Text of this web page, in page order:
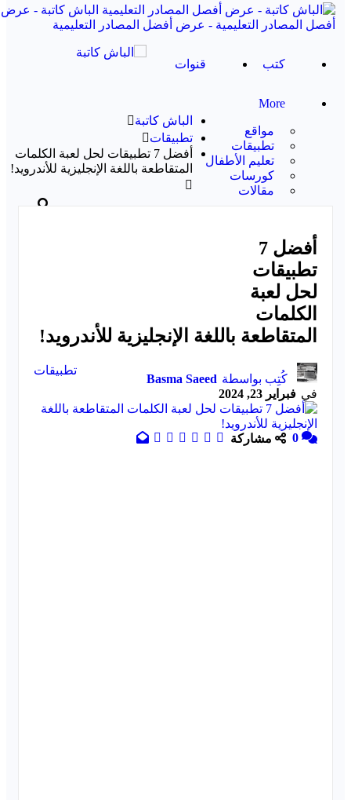
الباش كاتبة - عرض
أفصل المصادر التعليمية - عرض أفضل المصادر التعليمية
كتب قنوات
More
مواقع
تطبيقات
تعليم الأطفال
كورسات
مقالات
أقسام
وسوم
الباش كاتبة
تطبيقات
أفضل 7 تطبيقات لحل لعبة الكلمات
المتقاطعة باللغة الإنجليزية للأندرويد!
أفضل 7
تطبيقات
لحل لعبة
الكلمات
المتقاطعة باللغة الإنجليزية للأندرويد!
تطبيقات
كُتِب بواسطة Basma Saeed
في فبراير 23, 2024
0 مشاركة